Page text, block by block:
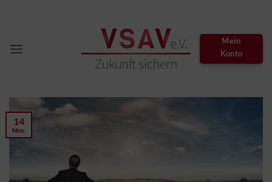
Mein
Konto
14
Nov.